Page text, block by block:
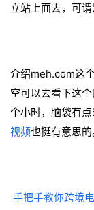
立站上面去，可谓
介绍meh.com这
空可以去看下这
个小时，脑袋有
视频也挺有意思的
手把手教你跨境